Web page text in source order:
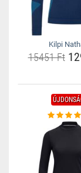
Kilpi
15451 Ft